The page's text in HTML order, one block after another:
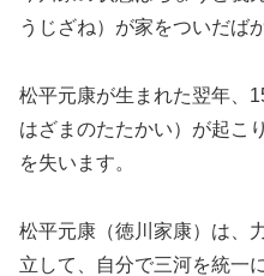
うじざね）が家をついだば
松平元康が生まれた翌年、
はざまのたたかい）が起こ
を失います。
松平元康（徳川家康）は、
立して、自分で三河を統一